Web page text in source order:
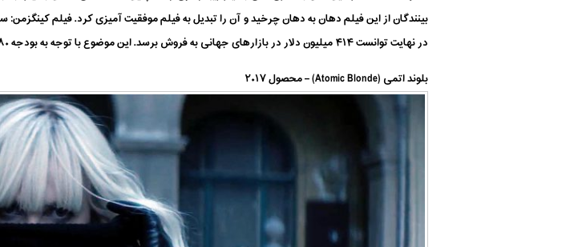
در نهایت توانست ۴۱۴ میلیون دلار در بازارهای جهانی به فروش برسد. این موضوع با توجه به بودجه ۸۰ تا ۹۰ میلیون دلاری فیلم بسیار قابل توجه به نظر می رسد.
بلوند اتمی (Atomic Blonde) – محصول ۲۰۱۷